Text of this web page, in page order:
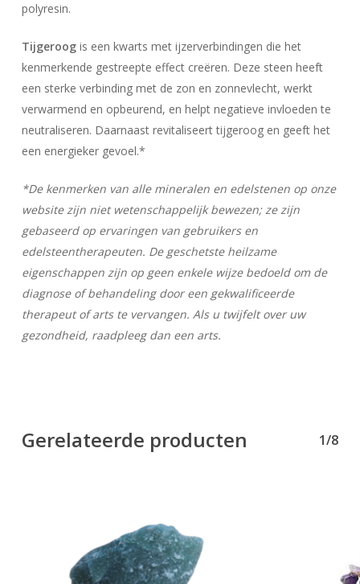
Geen producten in uw winkelwagen.
Go To Shop
polyresin.
Tijgeroog is een kwarts met ijzerverbindingen die het
kenmerkende gestreepte effect creëren. Deze steen heeft
een sterke verbinding met de zon en zonnevlecht, werkt
verwarmend en opbeurend, en helpt negatieve invloeden te
neutraliseren. Daarnaast revitaliseert tijgeroog en geeft het
een energieker gevoel.*
*De kenmerken van alle mineralen en edelstenen op onze
website zijn niet wetenschappelijk bewezen; ze zijn
gebaseerd op ervaringen van gebruikers en
edelsteentherapeuten. De geschetste heilzame
eigenschappen zijn op geen enkele wijze bedoeld om de
diagnose of behandeling door een gekwalificeerde
therapeut of arts te vervangen. Als u twijfelt over uw
gezondheid, raadpleeg dan een arts.
Gerelateerde producten 1/8